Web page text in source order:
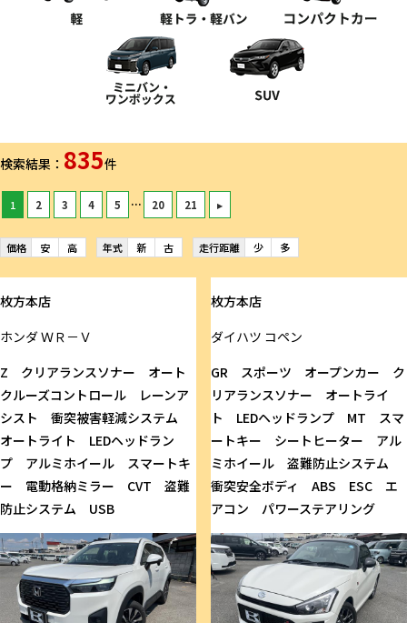
検索結果： 835件
1 2 3 4 5 ... 20 21 ▸
価格 安 高 年式 新 古 走行距離 少 多
枚方本店
ホンダＷＲ－Ｖ
Z クリアランスソナー オート
クルーズコントロール レーンア
シスト 衝突被害軽減システム
オートライト LEDヘッドラン
プ アルミホイール スマートキ
ー 電動格納ミラー CVT 盗難
防止システム USB
枚方本店
ダイハツ コペン
GR スポーツ オープンカー ク
リアランスソナー オートライ
ト LEDヘッドランプ MT スマ
ートキー シートヒーター アル
ミホイール 盗難防止システム
衝突安全ボディ ABS ESC エ
アコン パワーステアリング